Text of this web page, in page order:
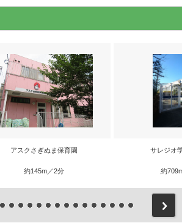
アスクさぎぬま保育園
約145m／2分
サレジオ
約